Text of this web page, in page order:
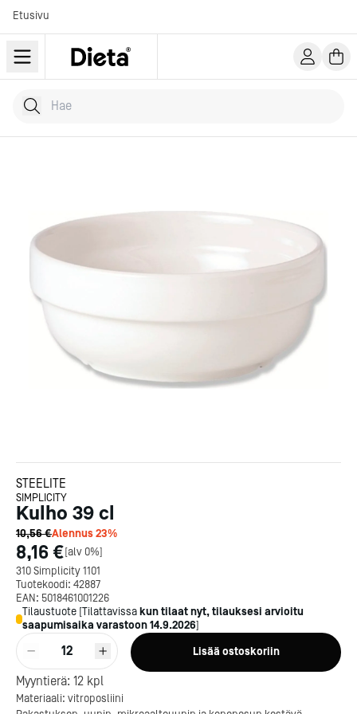
Etusivu
Hae tuotteita
Kirjoita hakusana...
STEELITE
SIMPLICITY
Kulho 39 cl
10,56 €Alennus23%
8,16 €[alv 0%]
310 Simplicity 1101
Tuotekoodi: 42887
EAN: 5018461001226
Tilaustuote [Tilattavissa kun tilaat nyt, tilauksesi arvioitu
saapumisaika varastoon14.9.2026]
12 Lisää ostoskoriin
Myyntierä: 12 kpl
Materiaali: vitroposliini
Kotipizza on vuonna 1987
perustettu yritys, jolla on yli